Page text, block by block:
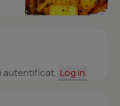
autentificat. Log in